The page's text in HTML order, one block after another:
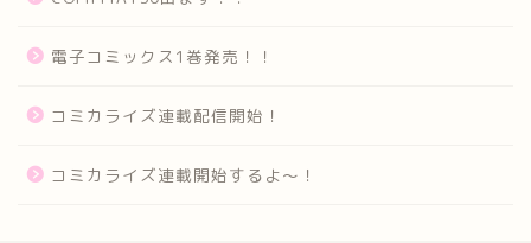
電子コミックス1巻発売！！
コミカライズ連載配信開始！
コミカライズ連載開始するよ～！